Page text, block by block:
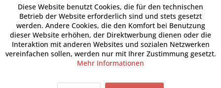
Diese Website benutzt Cookies, die für den technischen
Betrieb der Website erforderlich sind und stets gesetzt
werden. Andere Cookies, die den Komfort bei Benutzung
dieser Website erhöhen, der Direktwerbung dienen oder die
Interaktion mit anderen Websites und sozialen Netzwerken
vereinfachen sollen, werden nur mit Ihrer Zustimmung gesetzt.
Mehr Informationen